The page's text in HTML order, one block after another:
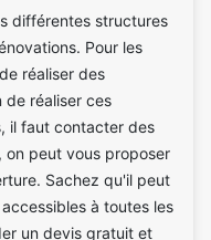
différentes structures
Pour les
réaliser des
de réaliser ces
il faut contacter des
on peut vous proposer
Sachez qu'il peut
à toutes les
un devis gratuit et